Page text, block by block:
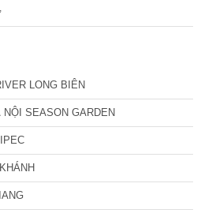
LONG BIÊN
SEASON GARDEN